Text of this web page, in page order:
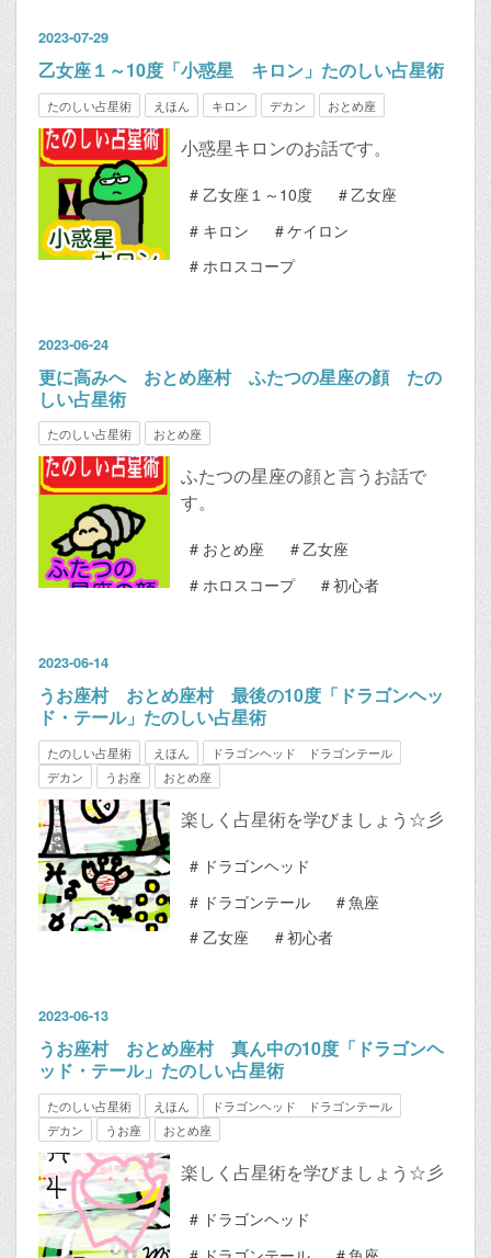
2023-07-29
乙女座１～10度「小惑星 キロン」たのしい占星術
たのしい占星術 えほん キロン デカン おとめ座
小惑星キロンのお話です。
# 乙女座１～10度 #乙女座
# キロン #ケイロン
# ホロスコープ
2023-06-24
更に高みへ おとめ座村 ふたつの星座の顔 たの
しい占星術
たのしい占星術 おとめ座
ふたつの星座の顔と言うお話で
す。
# おとめ座 #乙女座
# ホロスコープ #初心者
2023-06-14
うお座村 おとめ座村 最後の10度「ドラゴンヘッ
ド・テール」たのしい占星術
たのしい占星術 えほん
ドラゴンヘッド ドラゴンテール
デカン
うお座 おとめ座
楽しく占星術を学びましょう☆彡
# ドラゴンヘッド
# ドラゴンテール #魚座
# 乙女座 #初心者
2023-06-13
うお座村 おとめ座村 真ん中の10度「ドラゴンヘ
ッド・テール」たのしい占星術
たのしい占星術 えほん
ドラゴンヘッド ドラゴンテール
デカン
うお座 おとめ座
楽しく占星術を学びましょう☆彡
# ドラゴンヘッド